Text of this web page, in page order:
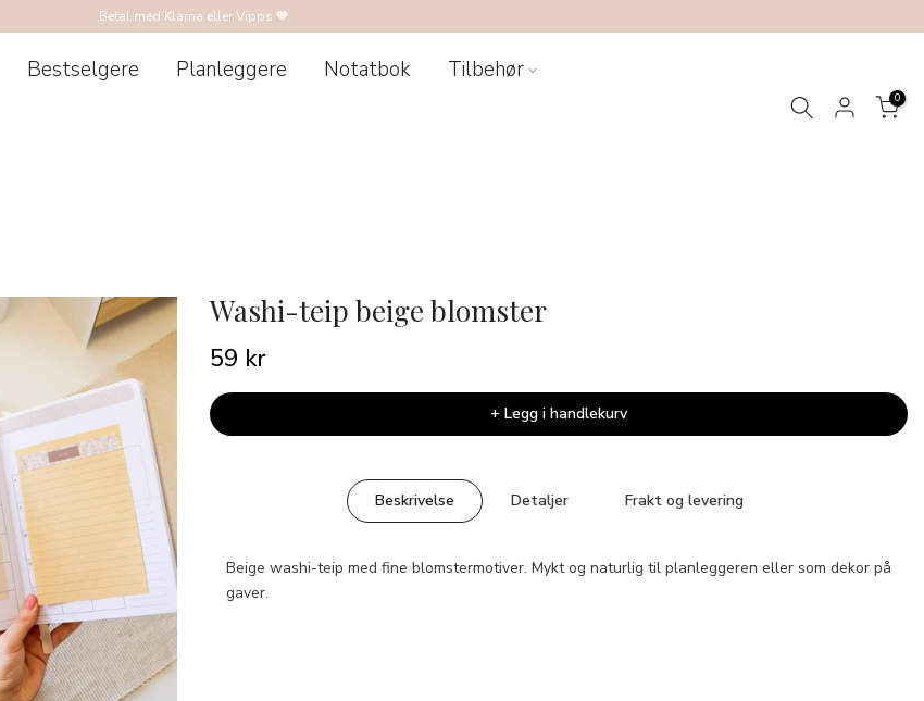
Betal med Klarna eller Vipps 🧡
Bestselgere Planleggere Notatbok Tilbehør
0
Washi-teip beige blomster
59 kr
+ Legg i handlekurv
Beskrivelse Detaljer Frakt og levering
Beige washi-teip med fine blomstermotiver. Mykt og naturlig til planleggeren eller som dekor på
gaver.